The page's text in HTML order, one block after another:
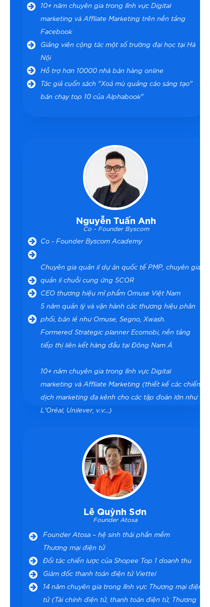
Founder Atosa – hệ sinh thái phần mềm
Thương mại điện tử
Đối tác chiến lược của Shopee Top 1 doanh thu
Giám đốc thanh toán điện tử Viettel
14 năm chuyên gia trong lĩnh vực Thương mại điện
tử (Tài chính điện tử, thanh toán điện tử, Thương
Co - Founder Byscom Academy
Chuyên gia quản lí dự án quốc tế PMP, chuyên gia
quản lí chuỗi cung ứng SCOR
CEO thương hiệu mĩ phẩm Omuse Việt Nam
5 năm quản lý và vận hành các thương hiệu phân
phối, bán lẻ như Omuse, Segno, Xwash.
Formered Strategic planner Ecomobi, nền tảng
tiếp thị liên kết hàng đầu tại Đông Nam Á
10+ năm chuyên gia trong lĩnh vực Digital
marketing và Affliate Marketing (thiết kế các chiến
dịch marketing đa kênh cho các tập đoàn lớn như
L'Oréal, Unilever, v.v...)
10+ năm chuyên gia trong lĩnh vực Digital
marketing và Affliate Marketing trên nền tảng
Facebook
Giảng viên cộng tác một số trường đại học tại Hà
Nội
Hỗ trợ hơn 10000 nhà bán hàng online
Tác giả cuốn sách "Xoá mù quảng cáo sáng tạo"
bán chạy top 10 của Alphabook"
Nguyễn Tuấn Anh
Co - Founder Byscom
Lê Quỳnh Sơn
Founder Atosa